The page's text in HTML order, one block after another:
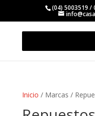
(04) 5003519 /
Inicio / Marcas /